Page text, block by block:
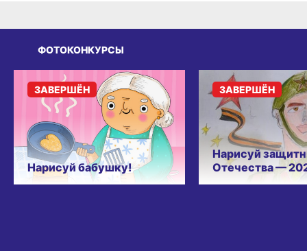
ФОТОКОНКУРСЫ
Нарисуй бабушку!
ЗАВЕРШЁН
Нарисуй
Отечества —
ЗАВЕРШЁН